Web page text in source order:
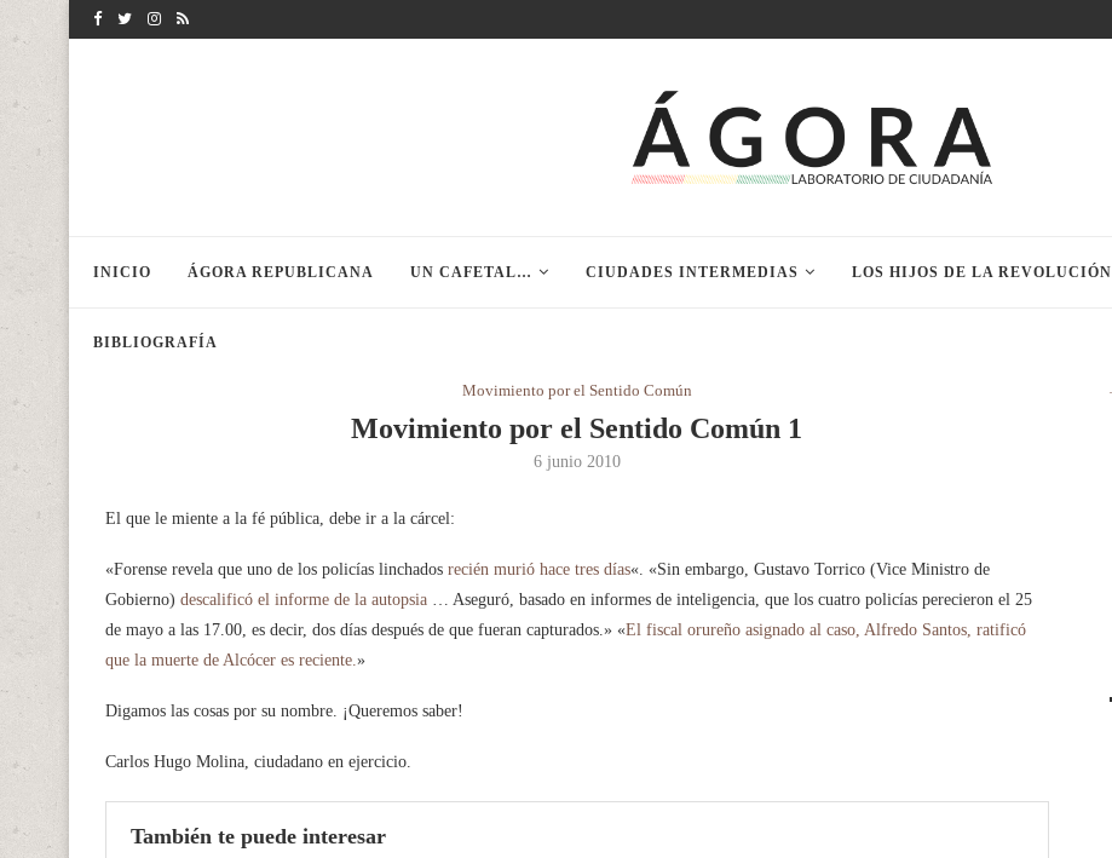
INICIO ÁGORA REPUBLICANA UN CAFETAL… CIUDADES INTERMEDIAS LOS HIJOS DE LA REVOLUCIÓN
BIBLIOGRAFÍA
Movimiento por el Sentido Común
Movimiento por el Sentido Común 1
6 junio 2010
El que le miente a la fé pública, debe ir a la cárcel:
«Forense revela que uno de los policías linchados recién murió hace tres días«. «Sin embargo, Gustavo Torrico (Vice Ministro de
Gobierno) descalificó el informe de la autopsia … Aseguró, basado en informes de inteligencia, que los cuatro policías perecieron el 25
de mayo a las 17.00, es decir, dos días después de que fueran capturados.» «El fiscal orureño asignado al caso, Alfredo Santos, ratificó
que la muerte de Alcócer es reciente. »
Digamos las cosas por su nombre. ¡Queremos saber!
Carlos Hugo Molina, ciudadano en ejercicio.
También te puede interesar